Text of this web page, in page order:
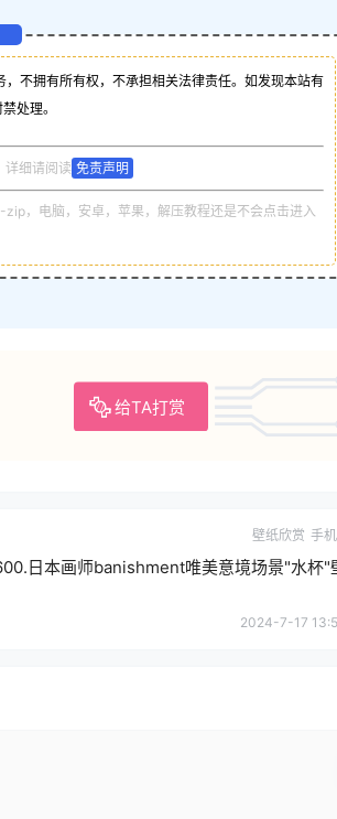
不拥有所有权，不承担相关法律责任。如发现本站有
处理。
详细请阅读 免责声明
，电脑，安卓，苹果，解压教程还是不会点击进入
给TA打赏
壁纸欣赏 手
日本画师banishment唯美意境场景"水杯"
2024-7-17